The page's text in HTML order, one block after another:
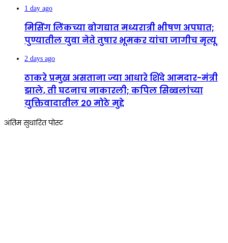
1 day ago
मिसिंग लिंकच्या बोगद्यात मध्यरात्री भीषण अपघात;
पुण्यातील युवा नेते तुषार भूमकर यांचा जागीच मृत्यू
2 days ago
ठाकरे प्रमुख असताना ज्या आधारे शिंदे आमदार-मंत्री
झाले, ती घटनाच नाकारली; कपिल सिब्बलांच्या
युक्तिवादातील 20 मोठे मुद्दे
अंतिम सुधारित पोस्ट